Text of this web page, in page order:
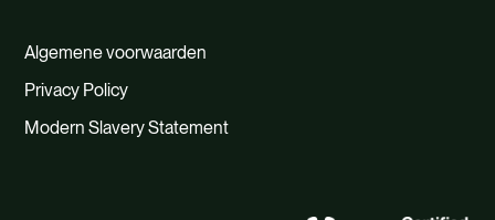
Algemene voorwaarden
Privacy Policy
Modern Slavery Statement